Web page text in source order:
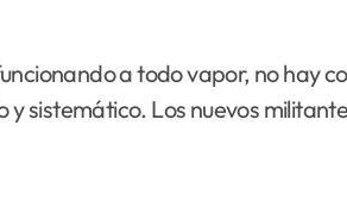
a todo vapor, no hay
sistemático. Los nuevos